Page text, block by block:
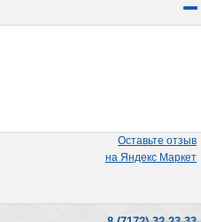
Оставьте отзыв
на Яндекс Маркет